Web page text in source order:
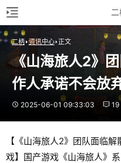
二柄 资讯中心 正文
《山海旅人2》
作人承诺不会放
2025-06-01 09:33:03 19
【《山海旅人2》团队面临
戏】国产游戏《山海旅人》